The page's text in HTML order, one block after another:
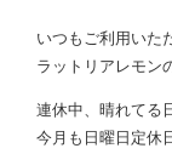
いつもご利用いた
ラットリアレモン
連休中、晴れてる
今月も日曜日定休